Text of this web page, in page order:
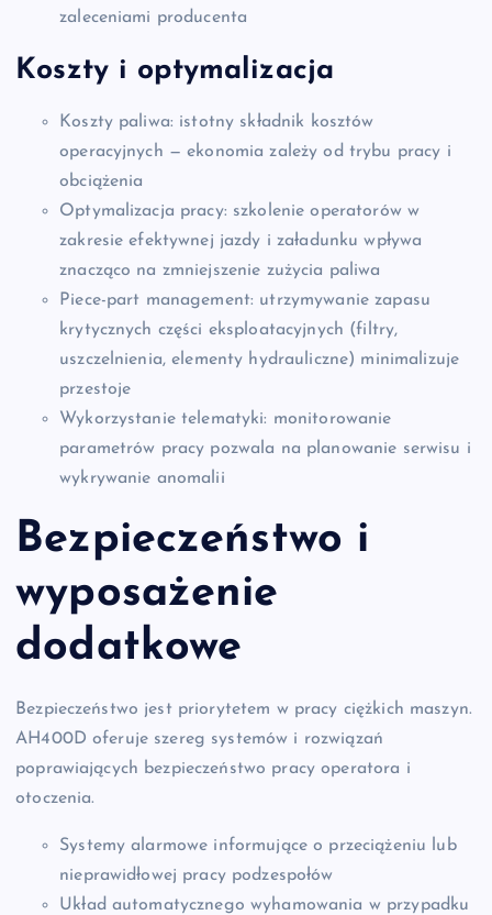
zaleceniami producenta
Koszty i optymalizacja
Koszty paliwa: istotny składnik kosztów
operacyjnych — ekonomia zależy od trybu pracy i
obciążenia
Optymalizacja pracy: szkolenie operatorów w
zakresie efektywnej jazdy i załadunku wpływa
znacząco na zmniejszenie zużycia paliwa
Piece-part management: utrzymywanie zapasu
krytycznych części eksploatacyjnych (filtry,
uszczelnienia, elementy hydrauliczne) minimalizuje
przestoje
Wykorzystanie telematyki: monitorowanie
parametrów pracy pozwala na planowanie serwisu i
wykrywanie anomalii
Bezpieczeństwo i
wyposażenie
dodatkowe
Bezpieczeństwo jest priorytetem w pracy ciężkich maszyn.
AH400D oferuje szereg systemów i rozwiązań
poprawiających bezpieczeństwo pracy operatora i
otoczenia.
Systemy alarmowe informujące o przeciążeniu lub
nieprawidłowej pracy podzespołów
Układ automatycznego wyhamowania w przypadku